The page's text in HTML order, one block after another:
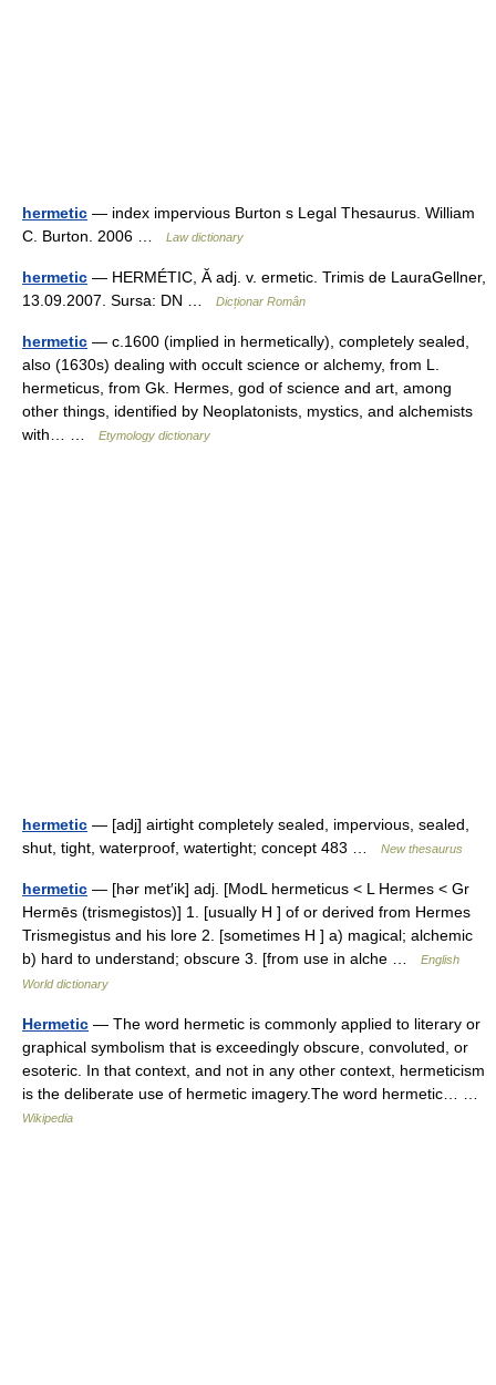
hermetic — index impervious Burton s Legal Thesaurus. William
C. Burton. 2006 …
Law dictionary
hermetic — HERMÉTIC, Ă adj. v. ermetic. Trimis de LauraGellner,
13.09.2007. Sursa: DN …
Dicționar Român
hermetic — c.1600 (implied in hermetically), completely sealed,
also (1630s) dealing with occult science or alchemy, from L.
hermeticus, from Gk. Hermes, god of science and art, among
other things, identified by Neoplatonists, mystics, and alchemists
with… …
Etymology dictionary
hermetic — [adj] airtight completely sealed, impervious, sealed,
shut, tight, waterproof, watertight; concept 483 …
New thesaurus
hermetic — [hər met′ik] adj. [ModL hermeticus < L Hermes < Gr
Hermēs (trismegistos)] 1. [usually H ] of or derived from Hermes
Trismegistus and his lore 2. [sometimes H ] a) magical; alchemic
b) hard to understand; obscure 3. [from use in alche …
English
World dictionary
Hermetic — The word hermetic is commonly applied to literary or
graphical symbolism that is exceedingly obscure, convoluted, or
esoteric. In that context, and not in any other context, hermeticism
is the deliberate use of hermetic imagery.The word hermetic… …
Wikipedia